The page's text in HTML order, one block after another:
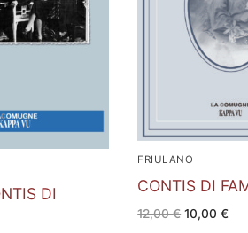
DI
FRIULANO
CONTIS DI
12,00€ Il
prezzo
10,00€Il